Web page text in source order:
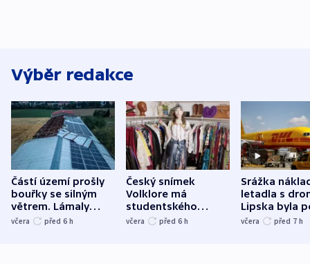
Výběr redakce
Částí území prošly
bouřky se silným
větrem. Lámaly
stromy a poničily
včera před 6 h
Český snímek
Volklore má
studentského
Oscara, zabojuje o
včera před 6 h
Srážka
letadla s
Lipska byla
německého
včera před 7 h